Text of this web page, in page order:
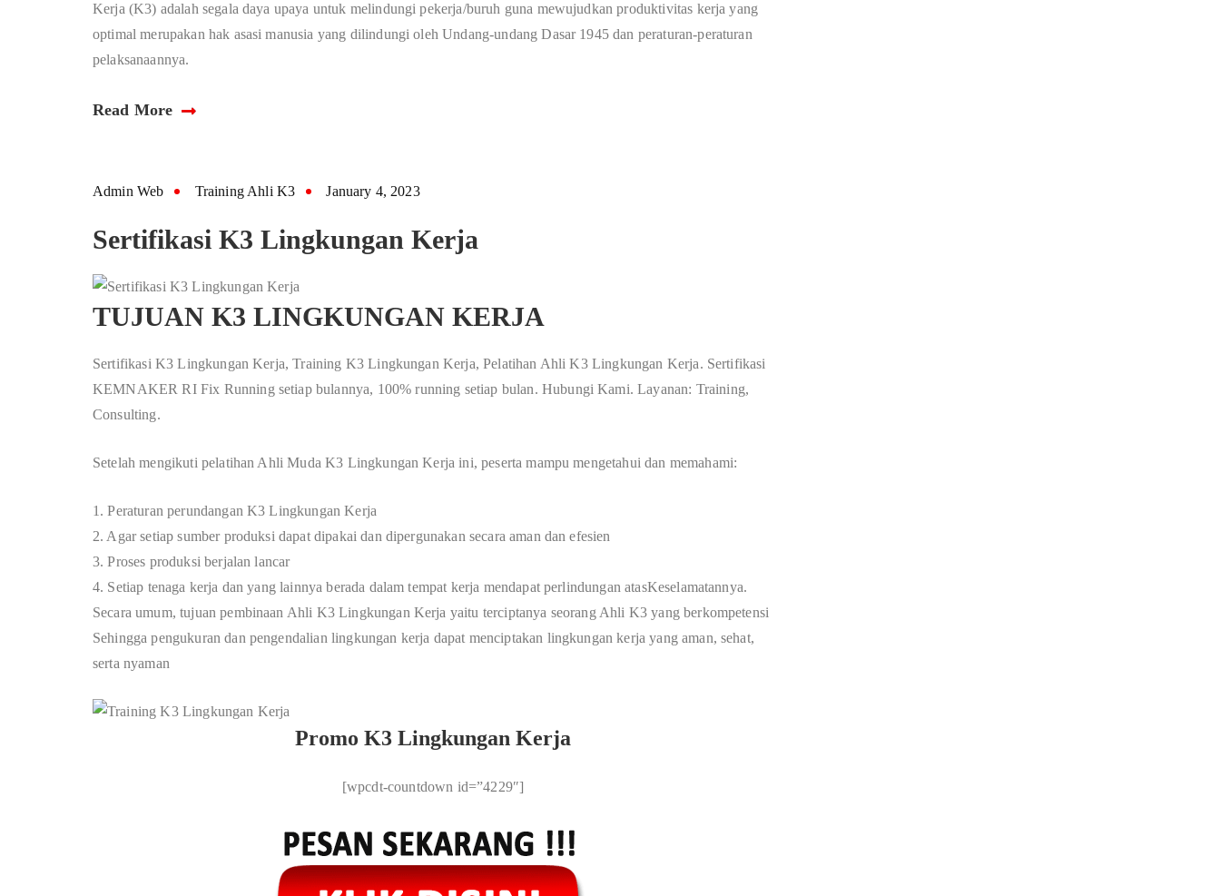
Kerja (K3) adalah segala daya upaya untuk melindungi pekerja/buruh guna mewujudkan produktivitas kerja yang
optimal merupakan hak asasi manusia yang dilindungi oleh Undang-undang Dasar 1945 dan peraturan-peraturan
pelaksanaannya.
Read More
Admin Web Training Ahli K3 January 4, 2023
Sertifikasi K3 Lingkungan Kerja
TUJUAN K3 LINGKUNGAN KERJA
Sertifikasi K3 Lingkungan Kerja, Training K3 Lingkungan Kerja, Pelatihan Ahli K3 Lingkungan Kerja. Sertifikasi
KEMNAKER RI Fix Running setiap bulannya, 100% running setiap bulan. Hubungi Kami. Layanan: Training,
Consulting.
Setelah mengikuti pelatihan Ahli Muda K3 Lingkungan Kerja ini, peserta mampu mengetahui dan memahami:
1. Peraturan perundangan K3 Lingkungan Kerja
2. Agar setiap sumber produksi dapat dipakai dan dipergunakan secara aman dan efesien
3. Proses produksi berjalan lancar
4. Setiap tenaga kerja dan yang lainnya berada dalam tempat kerja mendapat perlindungan atasKeselamatannya.
Secara umum, tujuan pembinaan Ahli K3 Lingkungan Kerja yaitu terciptanya seorang Ahli K3 yang berkompetensi
Sehingga pengukuran dan pengendalian lingkungan kerja dapat menciptakan lingkungan kerja yang aman, sehat,
serta nyaman
Promo K3 Lingkungan Kerja
[wpcdt-countdown id=”4229″]